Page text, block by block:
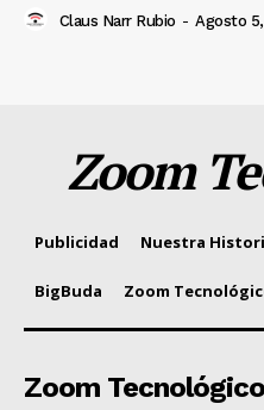
Claus Narr Rubio - Agosto
Zoom
Publicidad Nuestra
BigBuda Zoom
Zoom Tecnológico